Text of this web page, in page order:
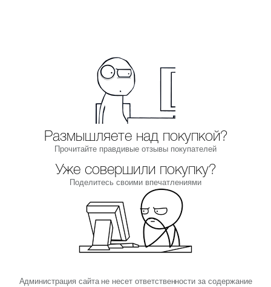
Размышляете над покупкой?
Прочитайте правдивые отзывы покупателей
Уже совершили покупку?
Поделитесь своими впечатлениями
Администрация сайта не несет ответственности за содержание